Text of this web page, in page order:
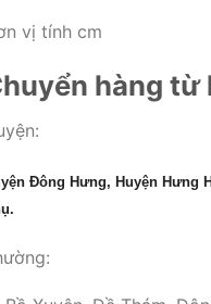
vị tính cm
hàng từ
Đông Hưng, Huyện Hưng